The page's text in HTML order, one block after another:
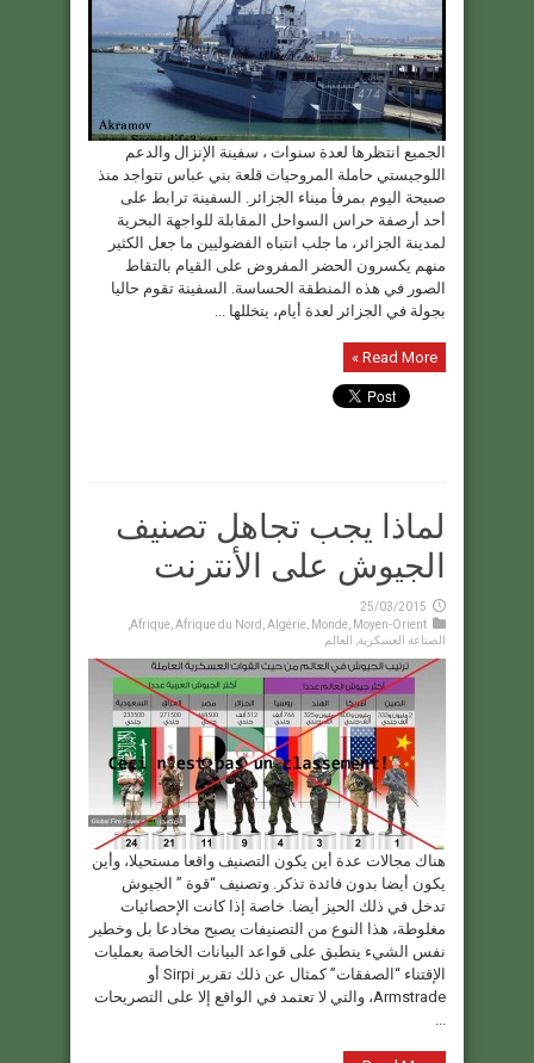
الجميع انتظرها لعدة سنوات ، سفينة الإنزال والدعم
اللوجيستي حاملة المروحيات قلعة بني عباس تتواجد منذ
صبيحة اليوم بمرفأ ميناء الجزائر. السفينة ترابط على
أحد أرصفة حراس السواحل المقابلة للواجهة البحرية
لمدينة الجزائر، ما جلب انتباه الفضوليين ما جعل الكثير
منهم يكسرون الحضر المفروض على القيام بالتقاط
الصور في هذه المنطقة الحساسة. السفينة تقوم حاليا
بجولة في الجزائر لعدة أيام، يتخللها ...
Read More »
لماذا يجب تجاهل تصنيف
الجيوش على الأنترنت
25/03/2015
Afrique Afrique du Nord Algérie Monde Moyen-Orient
الصناعة العسكرية العالم
هناك مجالات عدة أين يكون التصنيف واقعا مستحيلا، وأين
يكون أيضا بدون فائدة تذكر. وتصنيف “قوة ” الجيوش
تدخل في ذلك الحيز أيضا. خاصة إذا كانت الإحصائيات
مغلوطة، هذا النوع من التصنيفات يصبح مخادعا بل وخطير
نفس الشيء ينطبق على قواعد البيانات الخاصة بعمليات
الإقتناء “الصفقات” كمثال عن ذلك تقرير Sirpi أو
Armstrade، والتي لا تعتمد في الواقع إلا على التصريحات
...